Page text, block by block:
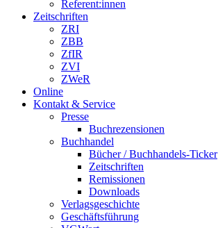
Referent:innen
Zeitschriften
ZRI
ZBB
ZfIR
ZVI
ZWeR
Online
Kontakt & Service
Presse
Buchrezensionen
Buchhandel
Bücher / Buchhandels-Ticker
Zeitschriften
Remissionen
Downloads
Verlagsgeschichte
Geschäftsführung